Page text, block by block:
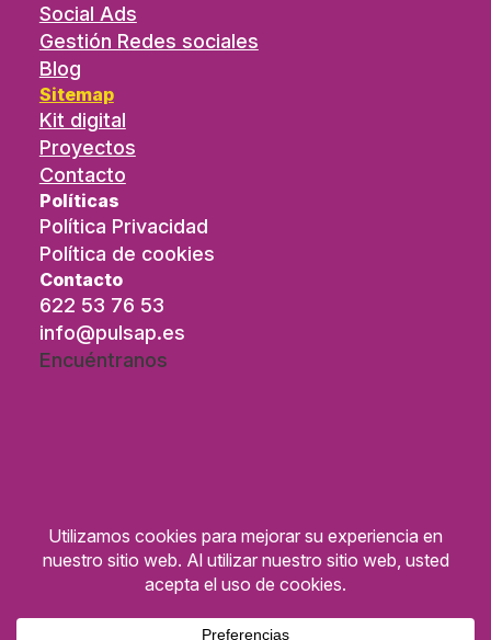
Social Ads
Gestión Redes sociales
Blog
Sitemap
Kit digital
Proyectos
Contacto
Políticas
Política Privacidad
Política de cookies
Contacto
622 53 76 53
info@pulsap.es
Encuéntranos